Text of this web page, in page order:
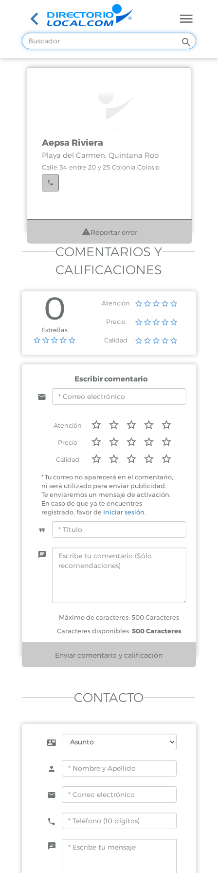
Aepsa Riviera
Playa del Carmen, Quintana Roo
Calle 34 entre 20 y 25 Colonia Colosio
Reportar error
COMENTARIOS Y
CALIFICACIONES
0
Estrellas
Atención
Precio
Calidad
Escribir comentario
Atención
Precio
Calidad
* Tu correo no aparecerá en el comentario,
ni será utilizado para enviar publicidad.
Te enviaremos un mensaje de activación.
En caso de que ya te encuentres
registrado, favor de Iniciar sesión.
Máximo de caracteres: 500 Caracteres
Caracteres disponibles: 500 Caracteres
CONTACTO